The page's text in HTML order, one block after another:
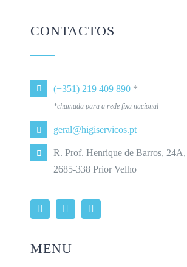
CONTACTOS
(+351) 219 409 890 *
*chamada para a rede fixa nacional
geral@higiservicos.pt
R. Prof. Henrique de Barros, 24A,
2685-338 Prior Velho
MENU